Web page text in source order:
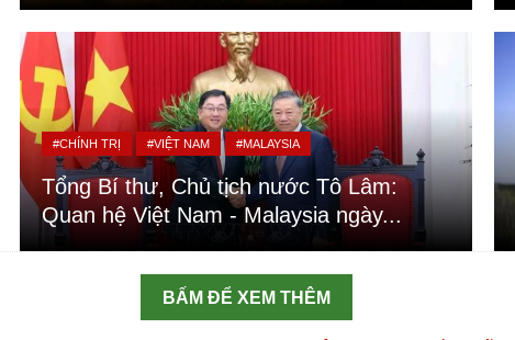
#CHÍNH TRỊ #VIỆT NAM #MALAYSIA
Tổng Bí thư, Chủ tịch nước Tô Lâm:
Quan hệ Việt Nam - Malaysia ngày...
BẤM ĐỂ XEM THÊM